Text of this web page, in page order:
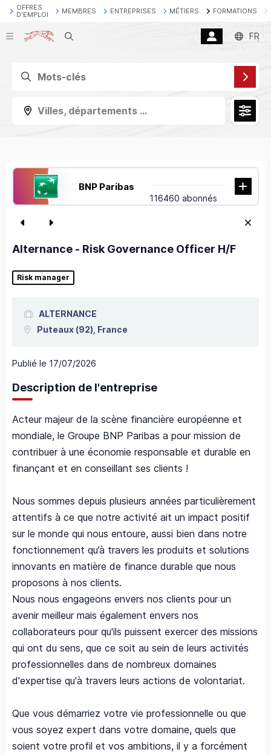
OFFRES
D'EMPLOI
MEMBRES ENTREPRISES MÉTIERS FORMATIONS
Recherche FR
Villes, départements ...
BNP Paribas
116460 abonnés
Alternance - Risk Governance Officer H/F
Risk manager
ALTERNANCE
Puteaux (92), France
Publié le 17/07/2026
Description de l'entreprise
Acteur majeur de la scène financière européenne et
mondiale, le Groupe BNP Paribas a pour mission de
contribuer à une économie responsable et durable en
finançant et en conseillant ses clients !
Nous sommes depuis plusieurs années particulièrement
attentifs à ce que notre activité ait un impact positif
sur le monde qui nous entoure, aussi bien dans notre
fonctionnement qu’à travers les produits et solutions
innovants en matière de finance durable que nous
proposons à nos clients.
Nous nous engageons envers nos clients pour un
avenir meilleur mais également envers nos
collaborateurs pour qu'ils puissent exercer des missions
qui ont du sens, que ce soit au sein de leurs activités
professionnelles dans de nombreux domaines
d'expertise qu'à travers leurs actions de volontariat.
Que vous démarriez votre vie professionnelle ou que
vous soyez expert dans votre domaine, quels que
soient votre profil et vos ambitions, il y a forcément